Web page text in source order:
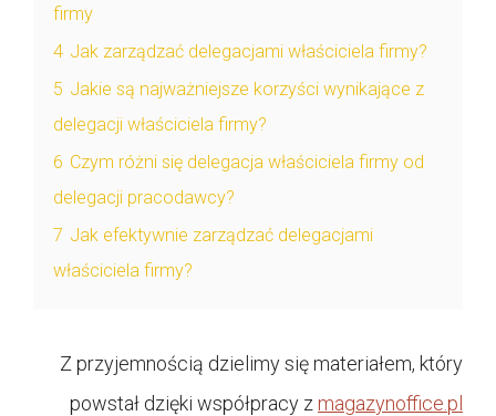
firmy
4 Jak zarządzać delegacjami właściciela firmy?
5 Jakie są najważniejsze korzyści wynikające z
delegacji właściciela firmy?
6 Czym różni się delegacja właściciela firmy od
delegacji pracodawcy?
7 Jak efektywnie zarządzać delegacjami
właściciela firmy?
Z przyjemnością dzielimy się materiałem, który
powstał dzięki współpracy z magazynoffice.pl